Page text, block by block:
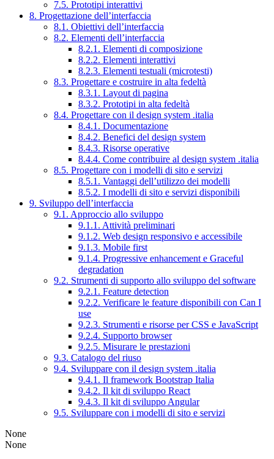
7.5. Prototipi interattivi
8. Progettazione dell’interfaccia
8.1. Obiettivi dell’interfaccia
8.2. Elementi dell’interfaccia
8.2.1. Elementi di composizione
8.2.2. Elementi interattivi
8.2.3. Elementi testuali (microtesti)
8.3. Progettare e costruire in alta fedeltà
8.3.1. Layout di pagina
8.3.2. Prototipi in alta fedeltà
8.4. Progettare con il design system .italia
8.4.1. Documentazione
8.4.2. Benefici del design system
8.4.3. Risorse operative
8.4.4. Come contribuire al design system .italia
8.5. Progettare con i modelli di sito e servizi
8.5.1. Vantaggi dell’utilizzo dei modelli
8.5.2. I modelli di sito e servizi disponibili
9. Sviluppo dell’interfaccia
9.1. Approccio allo sviluppo
9.1.1. Attività preliminari
9.1.2. Web design responsivo e accessibile
9.1.3. Mobile first
9.1.4. Progressive enhancement e Graceful
degradation
9.2. Strumenti di supporto allo sviluppo del software
9.2.1. Feature detection
9.2.2. Verificare le feature disponibili con Can I
use
9.2.3. Strumenti e risorse per CSS e JavaScript
9.2.4. Supporto browser
9.2.5. Misurare le prestazioni
9.3. Catalogo del riuso
9.4. Sviluppare con il design system .italia
9.4.1. Il framework Bootstrap Italia
9.4.2. Il kit di sviluppo React
9.4.3. Il kit di sviluppo Angular
9.5. Sviluppare con i modelli di sito e servizi
None
None